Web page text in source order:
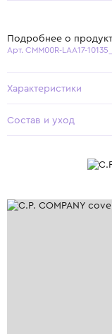
Подробнее о
Арт. CMM00R-LAA17-
Характеристики
Состав и уход